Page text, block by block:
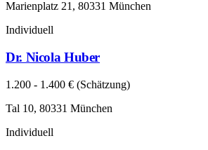
Marienplatz 21, 80331 München
Individuell
Dr. Nicola Huber
1.200 - 1.400 € (Schätzung)
Tal 10, 80331 München
Individuell